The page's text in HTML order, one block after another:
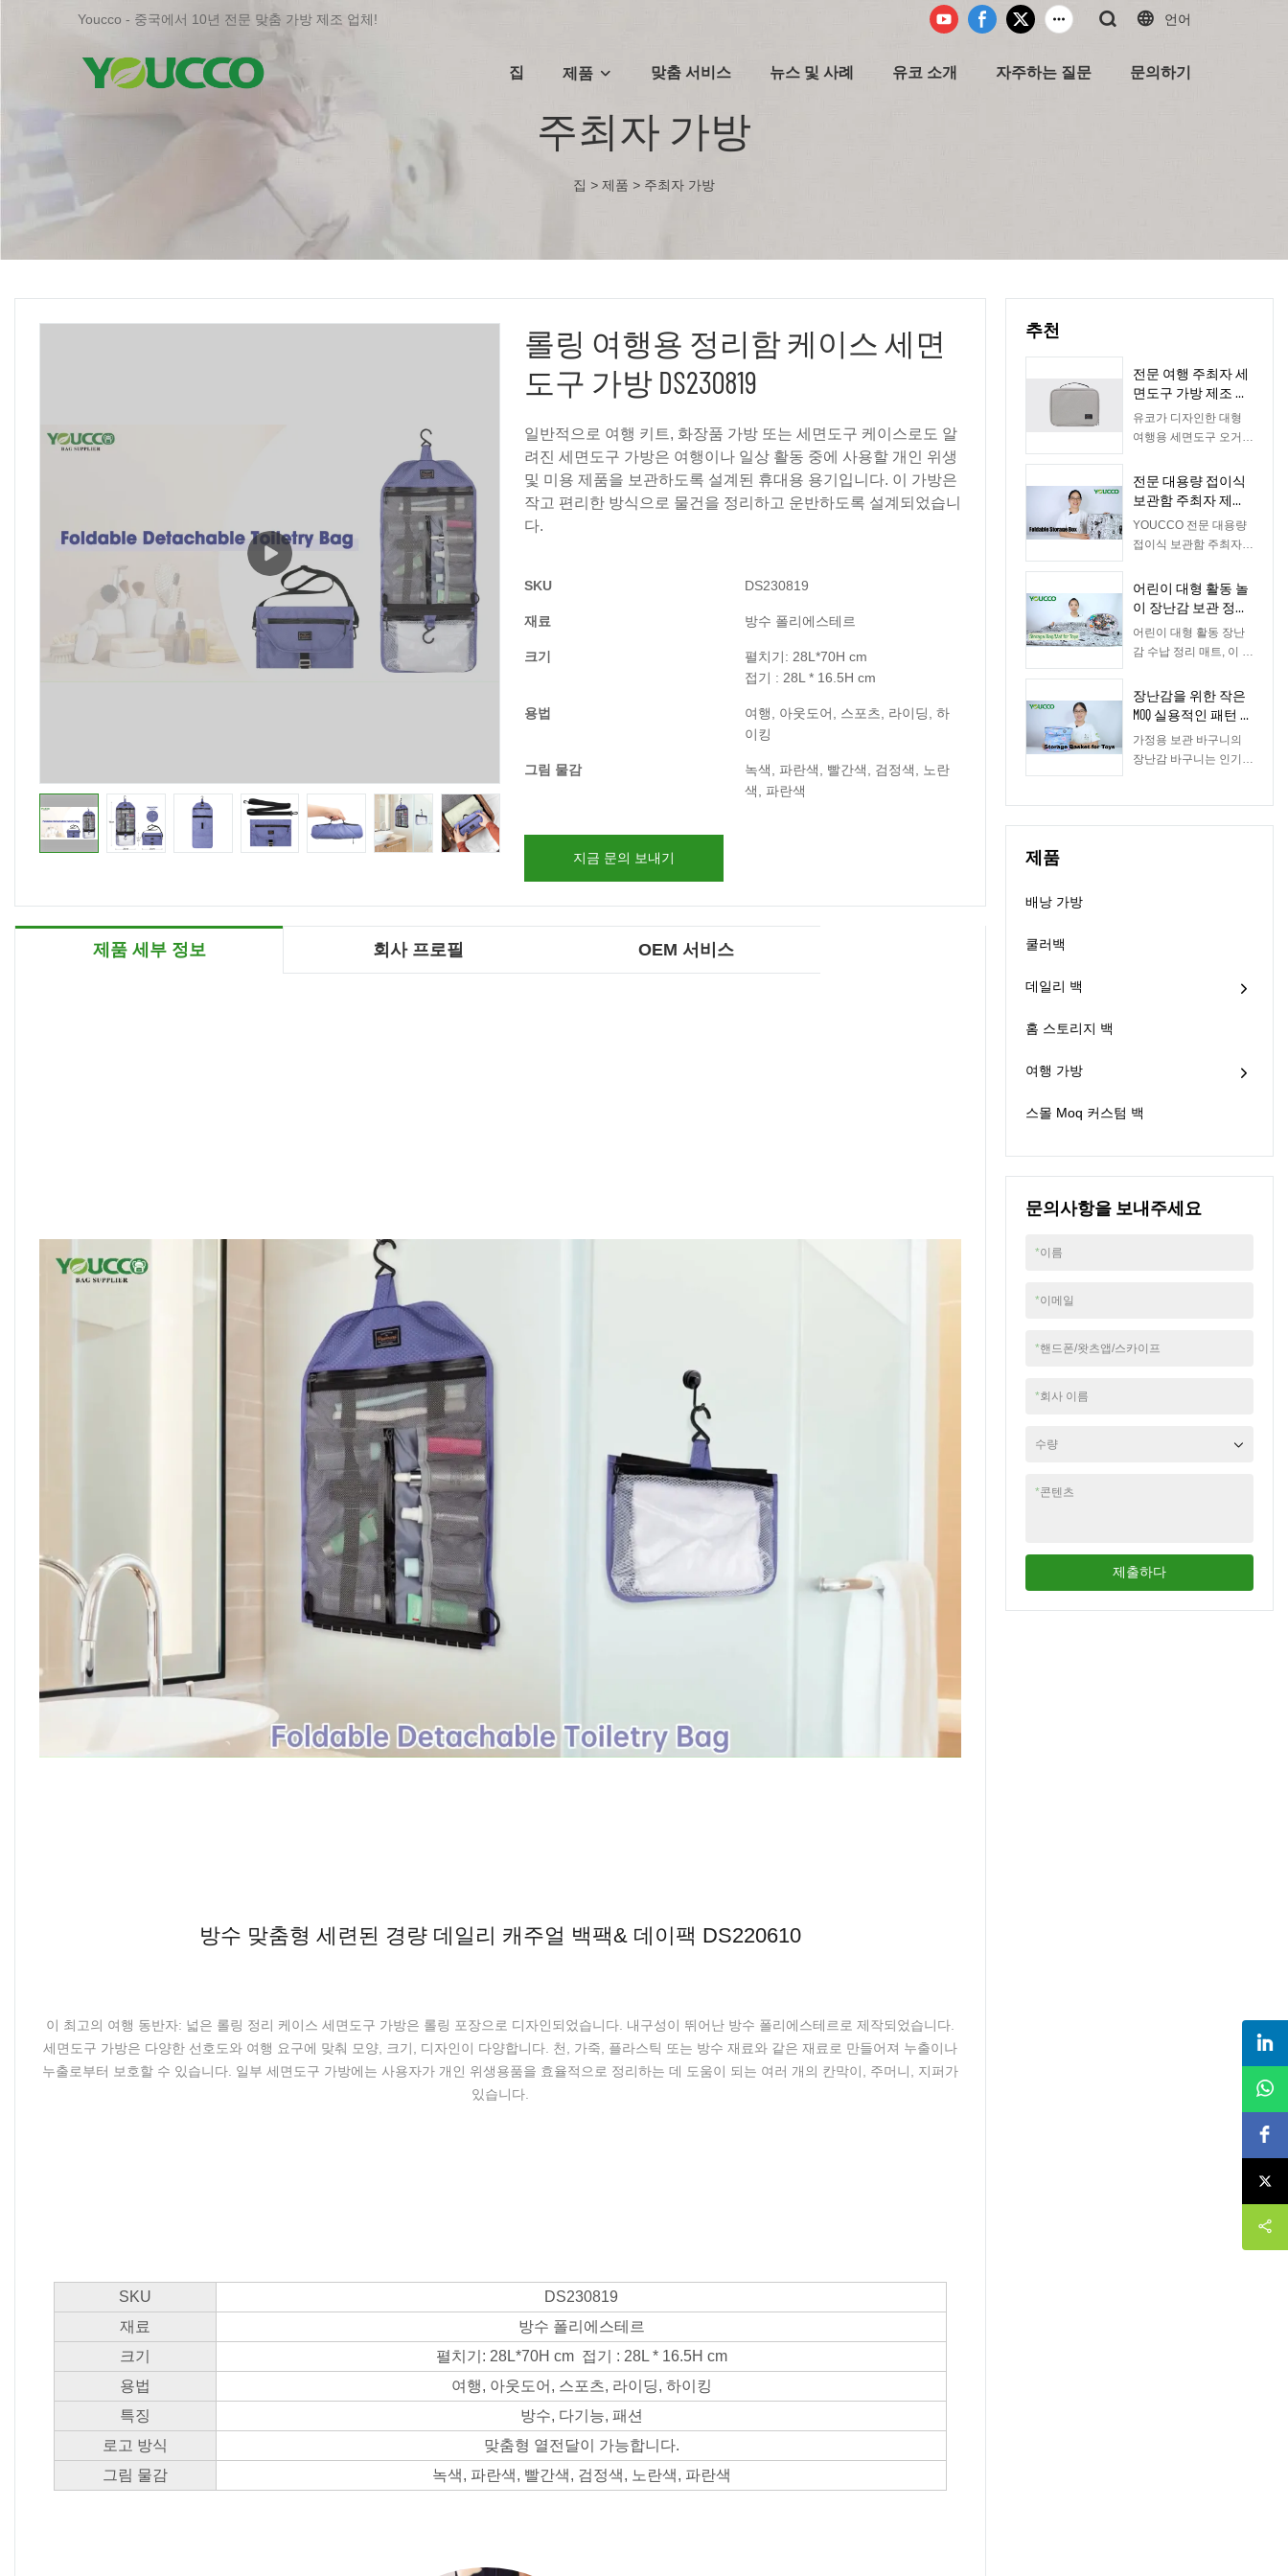
Youcco - 중국에서 10년 전문 맞춤 가방 제조 업체! 언어
집 제품 맞춤 서비스 뉴스 및 사례 유코 소개 자주하는 질문 문의하기
주최자 가방
집 > 제품 > 주최자 가방
롤링 여행용 정리함 케이스 세면
도구 가방 DS230819
일반적으로 여행 키트, 화장품 가방 또는 세면도구 케이스로도 알
려진 세면도구 가방은 여행이나 일상 활동 중에 사용할 개인 위생
및 미용 제품을 보관하도록 설계된 휴대용 용기입니다. 이 가방은
작고 편리한 방식으로 물건을 정리하고 운반하도록 설계되었습니
다.
SKU DS230819
재료 방수 폴리에스테르
크기
펼치기: 28L*70H cm
접기 : 28L * 16.5H cm
용법
여행, 아웃도어, 스포츠, 라이딩, 하
이킹
그림 물감
녹색, 파란색, 빨간색, 검정색, 노란
색, 파란색
지금 문의 보내기
제품 세부 정보 회사 프로필 OEM 서비스
방수 맞춤형 세련된 경량 데일리 캐주얼 백팩& 데이팩 DS220610
이 최고의 여행 동반자: 넓은 롤링 정리 케이스 세면도구 가방은 롤링 포장으로 디자인되었습니다. 내구성이 뛰어난 방수 폴리에스테르로 제작되었습니다.
세면도구 가방은 다양한 선호도와 여행 요구에 맞춰 모양, 크기, 디자인이 다양합니다. 천, 가죽, 플라스틱 또는 방수 재료와 같은 재료로 만들어져 누출이나
누출로부터 보호할 수 있습니다. 일부 세면도구 가방에는 사용자가 개인 위생용품을 효율적으로 정리하는 데 도움이 되는 여러 개의 칸막이, 주머니, 지퍼가
있습니다.
SKU
DS230819
재료
방수 폴리에스테르
크기
펼치기: 28L*70H cm 접기 : 28L * 16.5H cm
용법
여행, 아웃도어, 스포츠, 라이딩, 하이킹
특징
방수, 다기능, 패션
로고 방식
맞춤형 열전달이 가능합니다.
그림 물감
녹색, 파란색, 빨간색, 검정색, 노란색, 파란색
추천
전문 여행 주최자 세
면도구 가방 제조 업
체-Youcco
유코가 디자인한 대형
여행용 세면도구 오거나
면도구를 수납할 수 있
는 넓은 공간입니다. 탈
인 작은 화장용 투명 스
몰 백이 포함되어 있습
장 인기있는 여행 아이
템 중 하나였습니다.당
신이 그것에 관심이 있
다면, pls는 메일을 통해
오:bella@youcco.com.
전문 대용량 접이식
보관함 주최자 제조
업체 210406
YOUCCO 전문 대용량
접이식 보관함 주최자
QC 프로세스& 장비벨
크로가있는 대용량 접이
우 실용적입니다.이 보
관함은 침실, 놀이방, 사
기타 장소에서 항목을
정리하고 보관하는 완벽
한 방법입니다. 옷, 장난
감, 책 또는 기타 품목을
어린이 대형 활동 놀
이 장난감 보관 정리
매트 210332-P
어린이 대형 활동 장난
감 수납 정리 매트, 이 매
힘들 수 있습니다! 이 장
난감 정리함과 보관함은
하게 퍼지는 것을 막고
특히 장난감 브릭을 쉽
장난감 수납에 딱입니
다. Youcco에는 아직 다
장난감을 위한 작은
MOQ 실용적인 패턴 디
자인 접을 수 있는 빠
른 저장 바구니
가정용 보관 바구니의
장난감 바구니는 인기있
드 바구니 장난감 주최
제품
배낭 가방
쿨러백
데일리 백
홈 스토리지 백
여행 가방
스몰 Moq 커스텀 백
문의사항을 보내주세요
*이름
*이메일
*핸드폰/왓츠앱/스카이프
*회사 이름
수량
*콘텐츠
제출하다